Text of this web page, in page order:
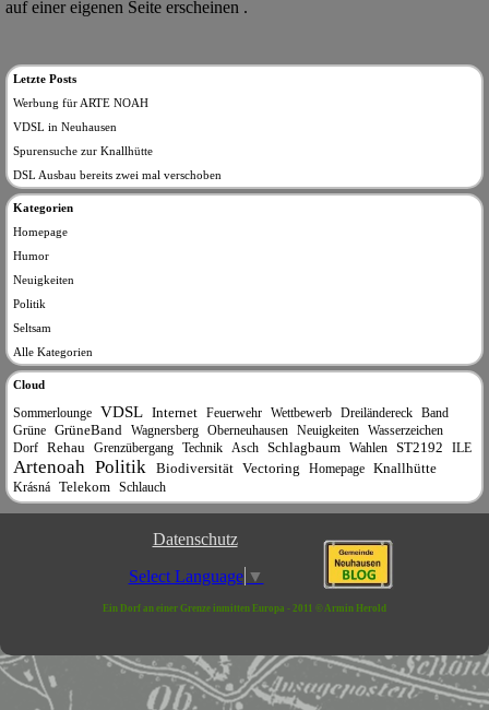
auf einer eigenen Seite erscheinen .
Letzte Posts
Werbung für ARTE NOAH
VDSL in Neuhausen
Spurensuche zur Knallhütte
DSL Ausbau bereits zwei mal verschoben
Kategorien
Homepage
Humor
Neuigkeiten
Politik
Seltsam
Alle Kategorien
Cloud
Sommerlounge VDSL Internet Feuerwehr Wettbewerb Dreiländereck
Band
Grüne
GrüneBand Wagnersberg Oberneuhausen Neuigkeiten
Wasserzeichen
Dorf
Rehau Grenzübergang Technik Asch Schlagbaum Wahlen ST2192 ILE
Artenoah Politik Biodiversität Vectoring Homepage Knallhütte
Krásná Telekom Schlauch
Ein Dorf an einer Grenze inmitten Europa - 2011 © Armin Herold
Datenschutz
Select Language ▼